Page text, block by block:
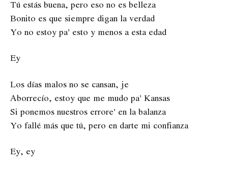
Tú estás buena, pero eso no es belleza
Bonito es que siempre digan la verdad
Yo no estoy pa’ esto y menos a esta edad
Ey
Los días malos no se cansan, je
Aborrecío, estoy que me mudo pa’ Kansas
Si ponemos nuestros errore’ en la balanza
Yo fallé más que tú, pero en darte mi confianza
Ey, ey